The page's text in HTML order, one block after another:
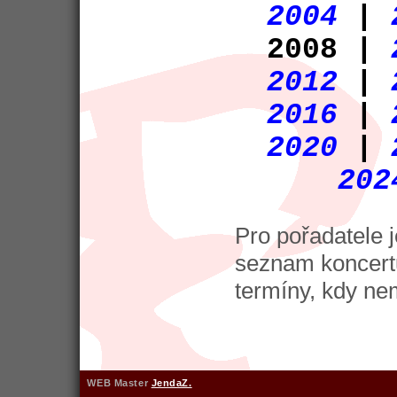
2004
2008 |
2012|
2016 |
2020 |
Pro pořadatele
seznam
termíny, kdy
WEB Master JendaZ.